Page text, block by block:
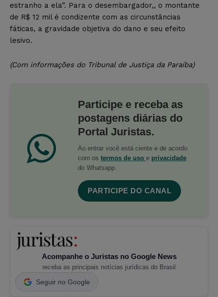
estranho a ela”. Para o desembargador,, o montante
de R$ 12 mil é condizente com as circunstâncias
fáticas, a gravidade objetiva do dano e seu efeito
lesivo.
(Com informações do Tribunal de Justiça da Paraíba)
Participe e receba as
postagens diárias do
Portal Juristas.
Ao entrar você está ciente e de acordo
com os termos de uso e privacidade
do Whatsapp.
PARTICIPE DO CANAL
Acompanhe o Juristas no Google News
receba as principais notícias jurídicas do Brasil
Seguir no Google